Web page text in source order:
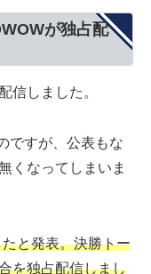
が独占配
信しました。
ですが、公表もな
くなってしまいま
と発表。決勝トー
を独占配信しまし